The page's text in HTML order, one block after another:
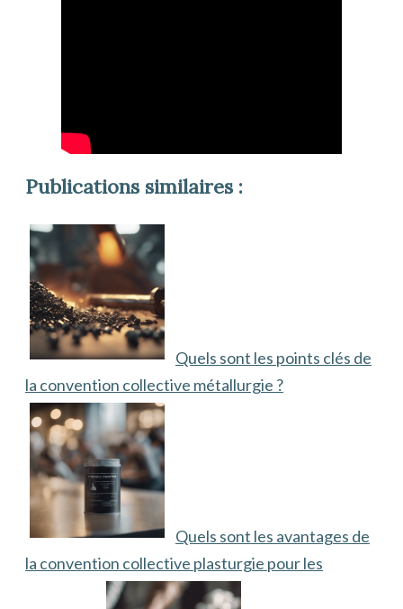
Publications similaires :
Quels sont les points clés de
la convention collective métallurgie ?
Quels sont les avantages de
la convention collective plasturgie pour les